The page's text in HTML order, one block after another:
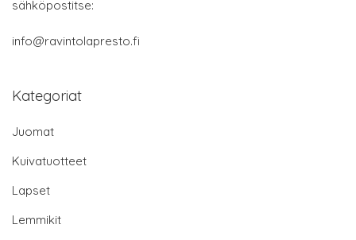
sähköpostitse:
info@ravintolapresto.fi
Kategoriat
Juomat
Kuivatuotteet
Lapset
Lemmikit